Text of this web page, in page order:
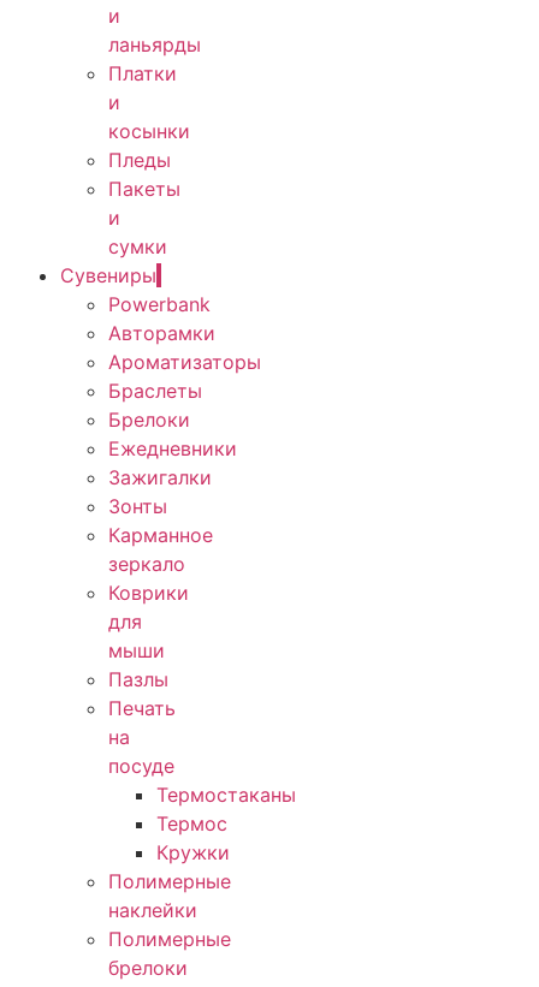
и
ланьярды
Платки
и
косынки
Пледы
Пакеты
и
сумки
Сувениры
Powerbank
Авторамки
Ароматизаторы
Браслеты
Брелоки
Ежедневники
Зажигалки
Зонты
Карманное
зеркало
Коврики
для
мыши
Пазлы
Печать
на
посуде
Термостаканы
Термос
Кружки
Полимерные
наклейки
Полимерные
брелоки